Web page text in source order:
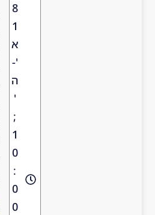
8
1
א
'-
ה
'
;
1
0
:
0
0